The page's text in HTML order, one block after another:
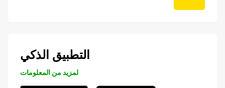
التطبيق الذكي
لمزيد من المعلومات